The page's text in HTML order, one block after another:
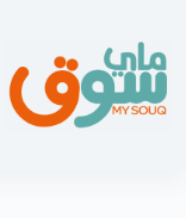
المحتوى